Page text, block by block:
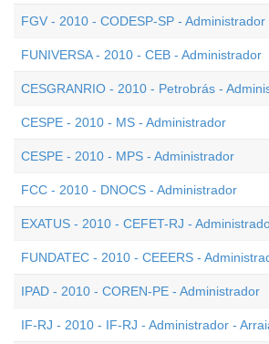
FGV - 2010 - CODESP-SP - Administrador
FUNIVERSA - 2010 - CEB - Administrador
CESGRANRIO - 2010 - Petrobrás -
CESPE - 2010 - MS - Administrador
CESPE - 2010 - MPS - Administrador
FCC - 2010 - DNOCS - Administrador
EXATUS - 2010 - CEFET-RJ -
FUNDATEC - 2010 - CEEERS -
IPAD - 2010 - COREN-PE - Administrador
IF-RJ - 2010 - IF-RJ - Administrador -